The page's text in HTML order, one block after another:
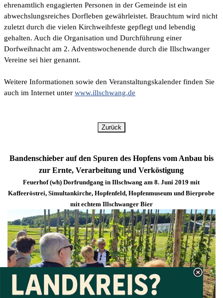
ehrenamtlich engagierten Personen in der Gemeinde ist ein
abwechslungsreiches Dorfleben gewährleistet. Brauchtum wird nicht
zuletzt durch die vielen Kirchweihfeste gepflegt und lebendig
gehalten. Auch die Organisation und Durchführung einer
Dorfweihnacht am 2. Adventswochenende durch die Illschwanger
Vereine sei hier genannt.
Weitere Informationen sowie den Veranstaltungskalender finden Sie
auch im Internet unter www.illschwang.de
Zurück
Bandenschieber auf den Spuren des Hopfens vom Anbau bis
zur Ernte, Verarbeitung und Verköstigung
Feuerhof (wh) Dorfrundgang in Illschwang am 8. Juni 2019 mit
Kaffeeröstrei, Simultankirche, Hopfenfeld, Hopfenmuseum und Bierprobe
mit echtem Illschwanger Bier